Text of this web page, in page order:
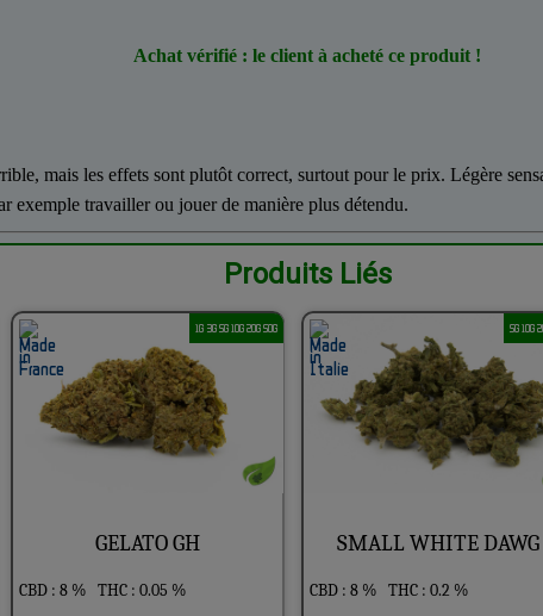
Achat vérifié : le client à acheté ce produit !
mais les effets sont plutôt correct, surtout pour le prix. Légère
exemple travailler ou jouer de manière plus détendu.
Produits Liés
1G 3G 5G 10G 20G 50G
GELATO GH
CBD : 8 % THC : 0.05 %
5G 10G
SMALL WHITE DAWG
CBD : 8 % THC : 0.2 %